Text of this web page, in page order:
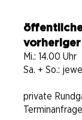
Mi.: 14.00 Uhr
Sa. + So.:
private
Terminanfrage